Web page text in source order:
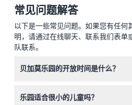
常见问题解答
以下是一些常见问题。如果您有任何
明，请通过在线聊天、联系我们表
队联系。
贝加莫乐园的开放时间是什么？
时间是上午10:30至下午6:00（时
乐园适合很小的儿童吗？